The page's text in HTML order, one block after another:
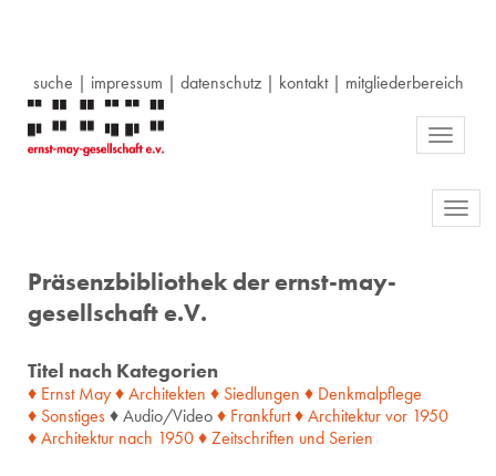
suche | impressum | datenschutz| kontakt| mitgliederbereich
Toggle
Präsenzbibliothek der ernst-may-
gesellschaft e.V.
Titel nach Kategorien
♦ Ernst May♦ Architekten ♦ Siedlungen ♦ Denkmalpflege
♦ Sonstiges♦ Audio/Video♦ Frankfurt♦ Architekturvor 1950
♦ Architektur nach 1950♦ Zeitschriften und Serien